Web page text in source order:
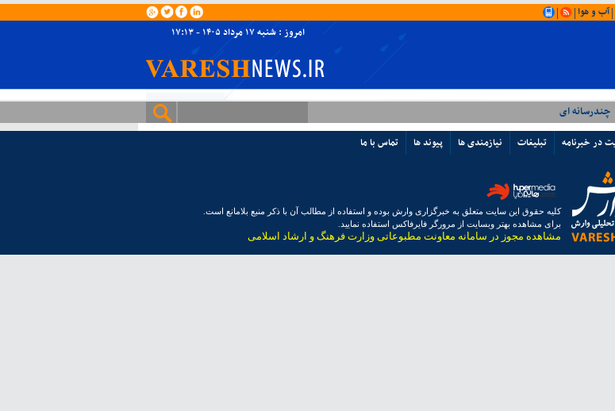
| آب و هوا|
|
امروز : شنبه ۱۷ مرداد ۱۴۰۵ - ۱۷:۱۳
چندرسانه ای
در خبرنامه تبلیغات نیازمندی ها پیوند ها تماس با ما
کلیه حقوق این سایت متعلق به خبرگزاری وارش بوده و استفاده از مطالب آن با ذکر منبع بلامانع است.
برای مشاهده بهتر وبسایت از مرورگر فایرفاکس استفاده نمایید.
مشاهده مجوز در سامانه معاونت مطبوعاتی وزارت فرهنگ و ارشاد اسلامی